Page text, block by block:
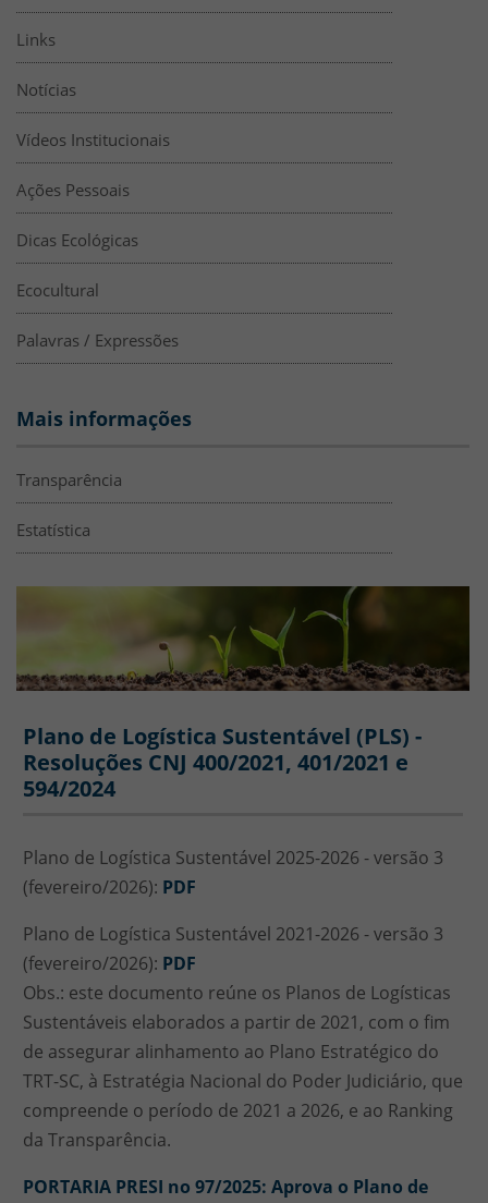
Links
Notícias
Vídeos Institucionais
Ações Pessoais
Dicas Ecológicas
Ecocultural
Palavras / Expressões
Mais informações
Transparência
Estatística
USAMB - Plano de Logística
Banner
Plano de Logística Sustentável (PLS) -
Resoluções CNJ 400/2021, 401/2021 e
594/2024
Plano de Logística Sustentável 2025-2026 - versão 3
(fevereiro/2026): PDF
Plano de Logística Sustentável 2021-2026 - versão 3
(fevereiro/2026): PDF
Obs.: este documento reúne os Planos de Logísticas
Sustentáveis elaborados a partir de 2021, com o fim
de assegurar alinhamento ao Plano Estratégico do
TRT-SC, à Estratégia Nacional do Poder Judiciário, que
compreende o período de 2021 a 2026, e ao Ranking
da Transparência.
PORTARIA PRESI no 97/2025: Aprova o Plano de